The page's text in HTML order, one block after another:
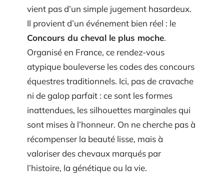
vient pas d’un simple jugement hasardeux.
Il provient d’un événement bien réel : le
Concours du cheval le plus moche.
Organisé en France, ce rendez-vous
atypique bouleverse les codes des concours
équestres traditionnels. Ici, pas de cravache
ni de galop parfait : ce sont les formes
inattendues, les silhouettes marginales qui
sont mises à l’honneur. On ne cherche pas à
récompenser la beauté lisse, mais à
valoriser des chevaux marqués par
l’histoire, la génétique ou la vie.